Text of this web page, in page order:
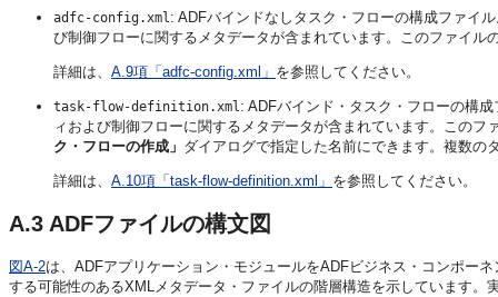
adfc-config.xml : ADFバインドなしタスク・フローの構成ファイ
び制御フローに関するメタデータが含まれています。このファイル
詳細は、 A.9項「adfc-config.xml」 を参照してください。
task-flow-definition.xml : ADFバインド・タスク・フローの構
ィおよび制御フローに関するメタデータが含まれています。このフ
ク・フローの作成」 ダイアログで指定した名前にできます。複数の
詳細は、 A.10項「task-flow-definition.xml」 を参照してください。
A.3 ADFファイルの構文図
図A-2は、ADFアプリケーション・モジュールをADFビジネス・コンポー
する可能性のあるXMLメタデータ・ファイルの階層構造を示しています